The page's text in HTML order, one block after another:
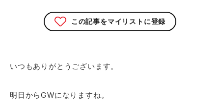
この記事をマイリストに登録
いつもありがとうございます。
明日からGWになりますね。